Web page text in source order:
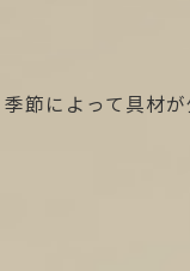
季節によって具材